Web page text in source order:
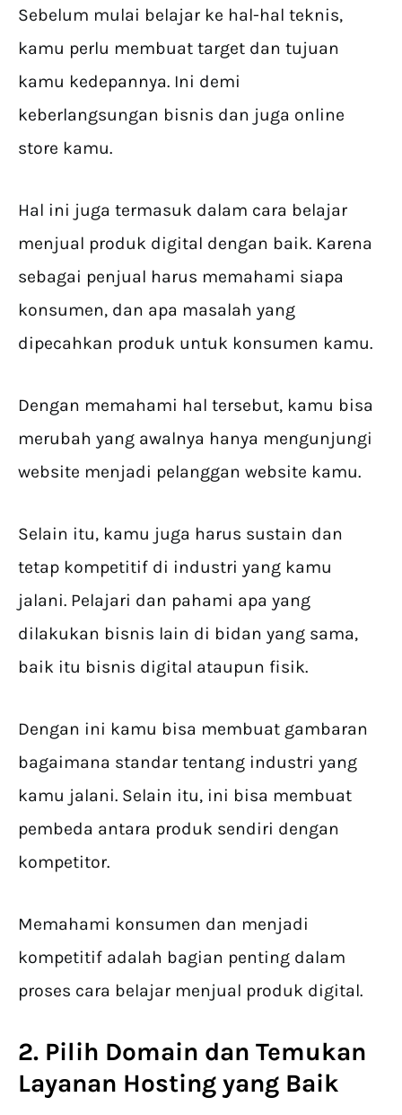
Sebelum mulai belajar ke hal-hal teknis,
kamu perlu membuat target dan tujuan
kamu kedepannya. Ini demi
keberlangsungan bisnis dan juga online
store kamu.
Hal ini juga termasuk dalam cara belajar
menjual produk digital dengan baik. Karena
sebagai penjual harus memahami siapa
konsumen, dan apa masalah yang
dipecahkan produk untuk konsumen kamu.
Dengan memahami hal tersebut, kamu bisa
merubah yang awalnya hanya mengunjungi
website menjadi pelanggan website kamu.
Selain itu, kamu juga harus sustain dan
tetap kompetitif di industri yang kamu
jalani. Pelajari dan pahami apa yang
dilakukan bisnis lain di bidan yang sama,
baik itu bisnis digital ataupun fisik.
Dengan ini kamu bisa membuat gambaran
bagaimana standar tentang industri yang
kamu jalani. Selain itu, ini bisa membuat
pembeda antara produk sendiri dengan
kompetitor.
Memahami konsumen dan menjadi
kompetitif adalah bagian penting dalam
proses cara belajar menjual produk digital.
2. Pilih Domain dan Temukan
Layanan Hosting yang Baik